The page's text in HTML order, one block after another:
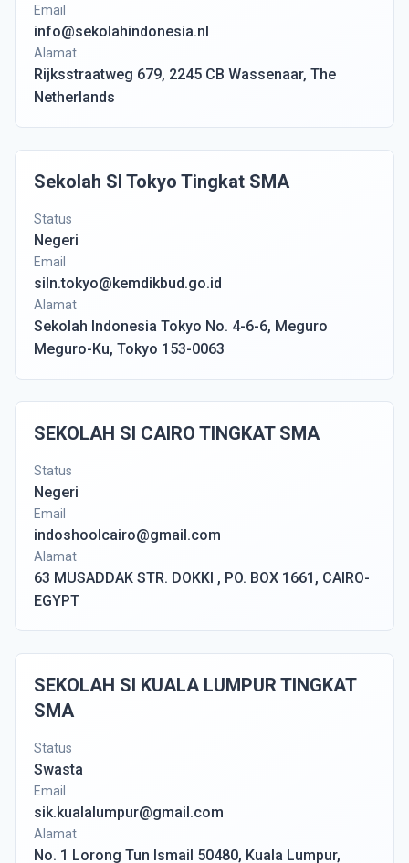
Email
info@sekolahindonesia.nl
Alamat
Rijksstraatweg 679, 2245 CB Wassenaar, The
Netherlands
Sekolah SI Tokyo Tingkat SMA
Status
Negeri
Email
siln.tokyo@kemdikbud.go.id
Alamat
Sekolah Indonesia Tokyo No. 4-6-6, Meguro
Meguro-Ku, Tokyo 153-0063
SEKOLAH SI CAIRO TINGKAT SMA
Status
Negeri
Email
indoshoolcairo@gmail.com
Alamat
63 MUSADDAK STR. DOKKI , PO. BOX 1661, CAIRO-
EGYPT
SEKOLAH SI KUALA LUMPUR TINGKAT
SMA
Status
Swasta
Email
sik.kualalumpur@gmail.com
Alamat
No. 1 Lorong Tun Ismail 50480, Kuala Lumpur,